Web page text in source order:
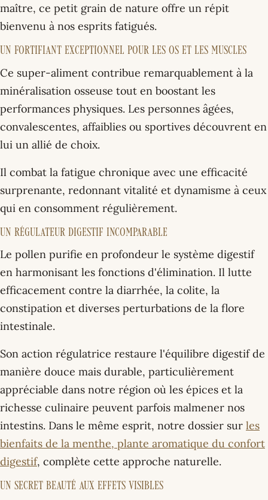
maître, ce petit grain de nature offre un répit
bienvenu à nos esprits fatigués.
Un fortifiant exceptionnel pour les os et les muscles
Ce super-aliment contribue remarquablement à la
minéralisation osseuse tout en boostant les
performances physiques. Les personnes âgées,
convalescentes, affaiblies ou sportives découvrent en
lui un allié de choix.
Il combat la fatigue chronique avec une efficacité
surprenante, redonnant vitalité et dynamisme à ceux
qui en consomment régulièrement.
Un régulateur digestif incomparable
Le pollen purifie en profondeur le système digestif
en harmonisant les fonctions d'élimination. Il lutte
efficacement contre la diarrhée, la colite, la
constipation et diverses perturbations de la flore
intestinale.
Son action régulatrice restaure l'équilibre digestif de
manière douce mais durable, particulièrement
appréciable dans notre région où les épices et la
richesse culinaire peuvent parfois malmener nos
intestins. Dans le même esprit, notre dossier sur les
bienfaits de la menthe, plante aromatique du confort
digestif, complète cette approche naturelle.
Un secret beauté aux effets visibles